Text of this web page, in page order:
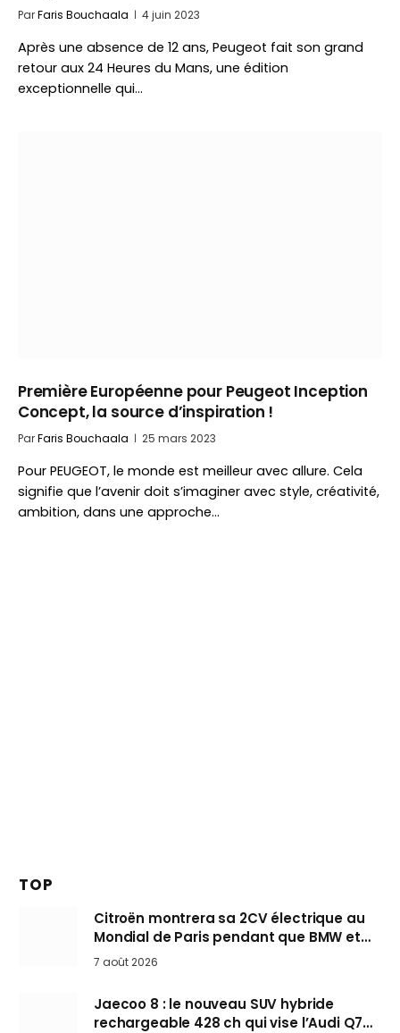
ParFaris Bouchaala 4 juin 2023
Après une absence de 12 ans, Peugeot fait son grand
retour aux 24 Heures du Mans, une édition
exceptionnelle qui…
Première Européenne pour Peugeot Inception
Concept, la source d’inspiration !
ParFaris Bouchaala 25 mars 2023
Pour PEUGEOT, le monde est meilleur avec allure. Cela
signifie que l’avenir doit s’imaginer avec style, créativité,
ambition, dans une approche…
TOP
Citroën montrera sa 2CV électrique au
Mondial de Paris pendant que BMW et
Mini désertent le salon
7 août 2026
Jaecoo 8 : le nouveau SUV hybride
rechargeable 428 ch qui vise l’Audi Q7